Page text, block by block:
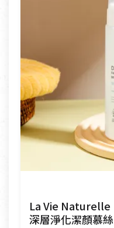
La Vie Naturelle
深層淨化潔顏慕絲